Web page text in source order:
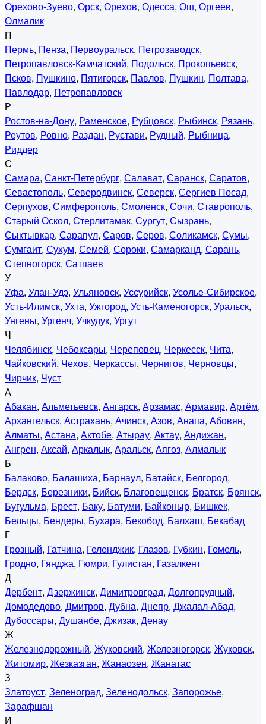
Орехово-Зуево, Орск, Орехов, Одесса, Ош, Оргеев,
Олмалик
П
Пермь, Пенза, Первоуральск, Петрозаводск,
Петропавловск-Камчатский, Подольск, Прокопьевск,
Псков, Пушкино, Пятигорск, Павлов, Пушкин, Полтава,
Павлодар, Петропавловск
Р
Ростов-на-Дону, Раменское, Рубцовск, Рыбинск, Рязань,
Реутов, Ровно, Раздан, Рустави, Рудный, Рыбница,
Риддер
С
Самара, Санкт-Петербург, Салават, Саранск, Саратов,
Севастополь, Северодвинск, Северск, Сергиев Посад,
Серпухов, Симферополь, Смоленск, Сочи, Ставрополь,
Старый Оскол, Стерлитамак, Сургут, Сызрань,
Сыктывкар, Сарапул, Саров, Серов, Соликамск, Сумы,
Сумгаит, Сухум, Семей, Сороки, Самарканд, Сарань,
Степногорск, Сатпаев
У
Уфа, Улан-Удэ, Ульяновск, Уссурийск, Усолье-Сибирское,
Усть-Илимск, Ухта, Ужгород, Усть-Каменогорск, Уральск,
Унгены, Ургенч, Учкудук, Ургут
Ч
Челябинск, Чебоксары, Череповец, Черкесск, Чита,
Чайковский, Чехов, Черкассы, Чернигов, Черновцы,
Чирчик, Чуст
А
Абакан, Альметьевск, Ангарск, Арзамас, Армавир, Артём,
Архангельск, Астрахань, Ачинск, Азов, Анапа, Абовян,
Алматы, Астана, Актобе, Атырау, Актау, Андижан,
Ангрен, Аксай, Аркалык, Аральск, Аягоз, Алмалык
Б
Балаково, Балашиха, Барнаул, Батайск, Белгород,
Бердск, Березники, Бийск, Благовещенск, Братск, Брянск,
Бугульма, Брест, Баку, Батуми, Байконыр, Бишкек,
Бельцы, Бендеры, Бухара, Бекобод, Балхаш, Бекабад
Г
Грозный, Гатчина, Геленджик, Глазов, Губкин, Гомель,
Гродно, Гянджа, Гюмри, Гулистан, Газалкент
Д
Дербент, Дзержинск, Димитровград, Долгопрудный,
Домодедово, Дмитров, Дубна, Днепр, Джалал-Абад,
Дубоссары, Душанбе, Джизак, Денау
Ж
Железнодорожный, Жуковский, Железногорск, Жуковск,
Житомир, Жезказган, Жанаозен, Жанатас
З
Златоуст, Зеленоград, Зеленодольск, Запорожье,
Зарафшан
И